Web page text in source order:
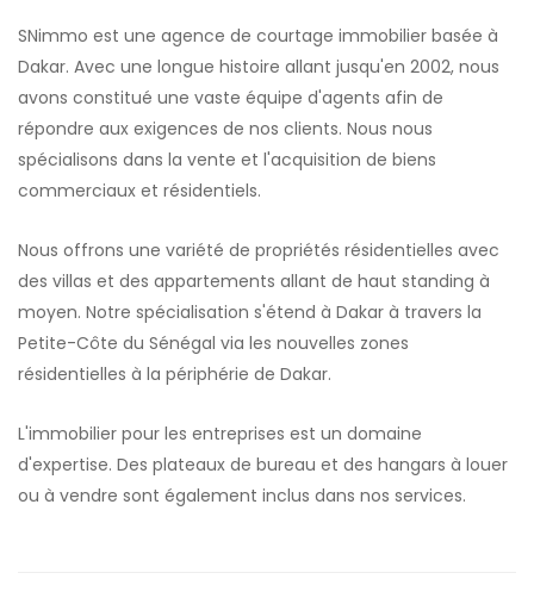
SNimmo est une agence de courtage immobilier basée à
Dakar. Avec une longue histoire allant jusqu'en 2002, nous
avons constitué une vaste équipe d'agents afin de
répondre aux exigences de nos clients. Nous nous
spécialisons dans la vente et l'acquisition de biens
commerciaux et résidentiels.
Nous offrons une variété de propriétés résidentielles avec
des villas et des appartements allant de haut standing à
moyen. Notre spécialisation s'étend à Dakar à travers la
Petite-Côte du Sénégal via les nouvelles zones
résidentielles à la périphérie de Dakar.
L'immobilier pour les entreprises est un domaine
d'expertise. Des plateaux de bureau et des hangars à louer
ou à vendre sont également inclus dans nos services.